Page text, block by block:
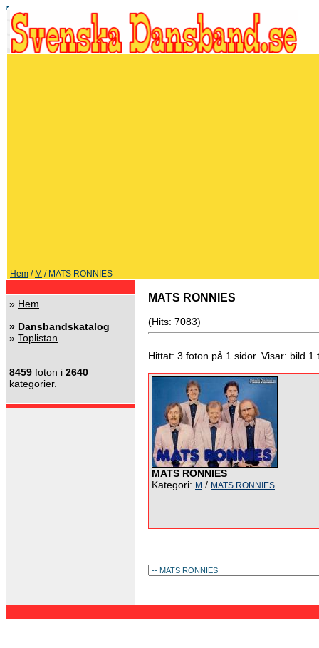
Hem / M / MATS RONNIES
» Hem
» Dansbandskatalog
» Toplistan
8459 foton i 2640
kategorier.
MATS RONNIES
(Hits: 7083)
Hittat: 3 foton på 1 sidor. Visar: bild 1
MATS RONNIES
Kategori: M / MATS RONNIES